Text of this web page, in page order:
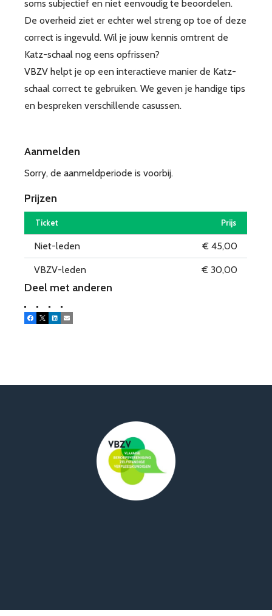
soms subjectief en niet eenvoudig te beoordelen.
De overheid ziet er echter wel streng op toe of deze
correct is ingevuld. Wil je jouw kennis omtrent de
Katz-schaal nog eens opfrissen?
VBZV helpt je op een interactieve manier de Katz-
schaal correct te gebruiken. We geven je handige tips
en bespreken verschillende casussen.
Aanmelden
Sorry, de aanmeldperiode is voorbij.
Prijzen
Ticket Prijs
Niet-leden € 45,00
VBZV-leden € 30,00
Deel met anderen
Facebook
X LinkedInE-mail